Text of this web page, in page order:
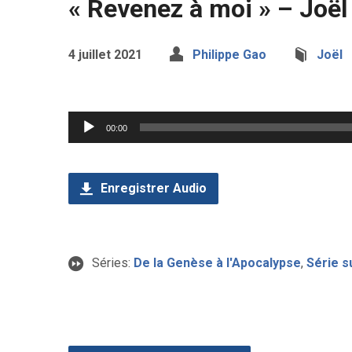
« Revenez à moi » –
4 juillet 2021 Philippe Gao Joël
Lecteur
audio
00:00
Enregistrer Audio
Séries: De la Genèse à l'Apocalypse, Série